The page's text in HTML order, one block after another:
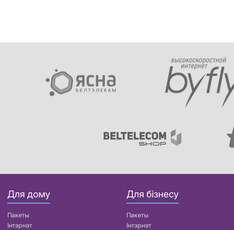
Для дому
Пакеты
Інтэрнэт
Для бізнесу
Пакеты
Інтэрнэт